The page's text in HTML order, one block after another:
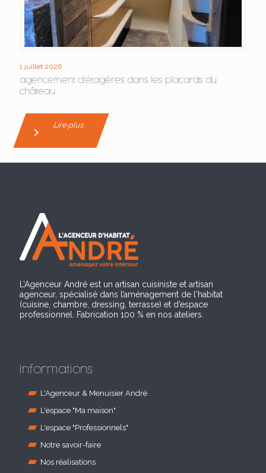
1 juillet 2026
agencement d’étagères dans les placards du
château
Lire plus
L’Agenceur André est un artisan cuisiniste et artisan
agenceur, spécialisé dans l’aménagement de l'habitat
(cuisine, chambre, dressing, terrasse) et d’espace
professionnel. Fabrication 100 % en nos ateliers.
Informations
L'Agenceur & Menuisier André
L'espace "Ma maison"
L'espace "Professionnels"
Notre savoir-faire
Nos réalisations